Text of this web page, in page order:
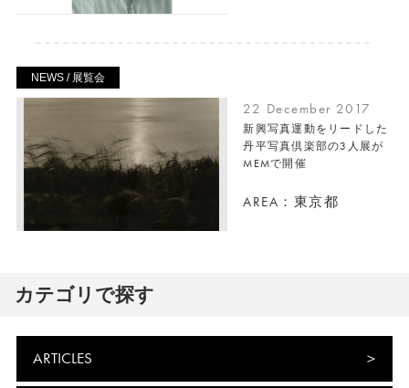
NEWS / 展覧会
22 December 2017
新興写真運動をリードした
丹平写真倶楽部の3人展が
MEMで開催
AREA：東京都
カテゴリで探す
ARTICLES